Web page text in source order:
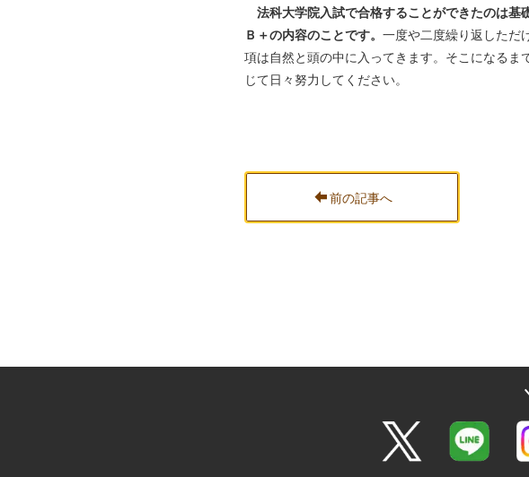
法科大学院入試で合格することができたのは基
Ｂ＋の内容のことです。 一度や二度繰り返しただ
項は自然と頭の中に入ってきます。そこになる
じて日々努力してください。
前の記事へ